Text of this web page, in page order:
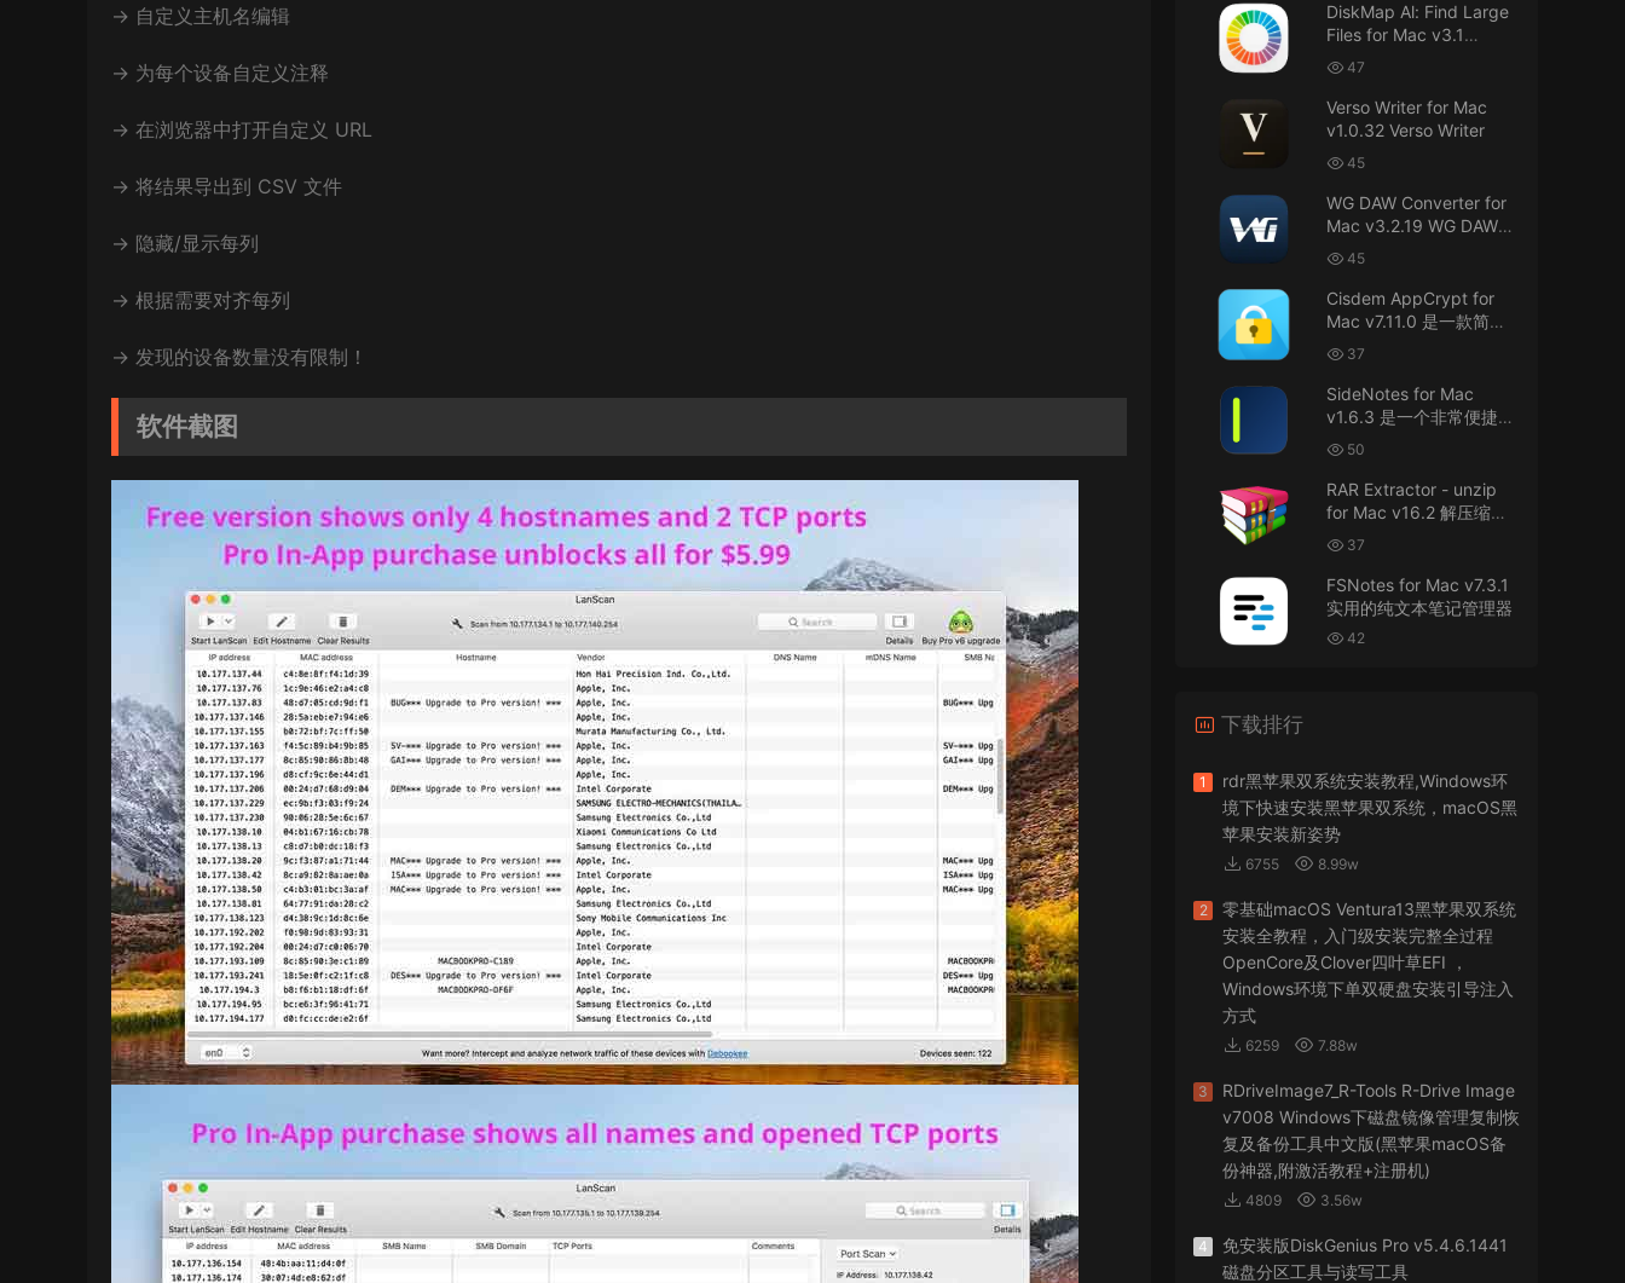
→ 自定义主机名编辑
→ 为每个设备自定义注释
→ 在浏览器中打开自定义 URL
→ 将结果导出到 CSV 文件
→ 隐藏/显示每列
→ 根据需要对齐每列
→ 发现的设备数量没有限制！
软件截图
黑苹果已死
来源： macOS Golden Gate 27 完整安装包链
接！直接从苹果公司下载。
u6525353742092371 • 2026-07-26
来源： DaVinci Resolve Studio 21 for Mac
v21.0.3 AIO 达芬奇世界顶级调色软件
janm999 • 2026-07-23
谢谢分享~
来源： AppleIGC.kext v1.8 黑苹果2.5G有线网卡
u9121732520675862 • 2026-07-22
可以重新发送夸克的资源吗，夸克的已经失
效了
Tahoe 26官方原版系统Windows110环境下
VMware Workstation 17 Pro虚拟机黑苹果双系统
安装unlocker解锁补丁
怎么安装？
来源： PDFify for Mac v5.0 专业的PDF处理软件
imacos.top • 2026-07-19
来源： Adobe Photoshop 2026 for Mac v27.8.0
专业的图片处理软件
DiskMap Al: Find Large
Files for Mac v3.1
DiskMap AL：查找大文
件
47
Verso Writer for Mac
v1.0.32 Verso Writer
45
WG DAW Converter for
Mac v3.2.19 WG DAW转
换器
45
Cisdem AppCrypt for
Mac v7.11.0 是一款简单
好用的Mac应用加密软件
37
SideNotes for Mac
v1.6.3 是一个非常便捷的
笔记软件
50
RAR Extractor - unzip
for Mac v16.2 解压缩工
具 37
FSNotes for Mac v7.3.1
实用的纯文本笔记管理器
42
下载排行
1
rdr黑苹果双系统安装教程,Windows环
境下快速安装黑苹果双系统，macOS黑
苹果安装新姿势
6755 8.99w
2
零基础macOS Ventura13黑苹果双系统
安装全教程，入门级安装完整全过程
OpenCore及Clover四叶草EFI ，
Windows环境下单双硬盘安装引导注入
方式
6259 7.88w
3
RDriveImage7_R-Tools R-Drive Image
v7008 Windows下磁盘镜像管理复制恢
复及备份工具中文版(黑苹果macOS备
份神器,附激活教程+注册机)
4809 3.56w
4
免安装版DiskGenius Pro v5.4.6.1441
磁盘分区工具与读写工具